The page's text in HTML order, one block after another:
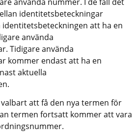
identitetsbeteckningar
att ha en
använda
Tidigare använda
kommer endast att ha en
aktuella
att få den nya termen för
termen fortsatt kommer att vara